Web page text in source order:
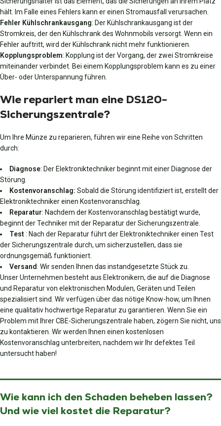
hält. Im Falle eines Fehlers kann er einen Stromausfall verursachen.
Fehler Kühlschrankausgang: Der Kühlschrankausgang ist der
Stromkreis, der den Kühlschrank des Wohnmobils versorgt. Wenn ein
Fehler auftritt, wird der Kühlschrank nicht mehr funktionieren.
Kopplungsproblem: Kopplung ist der Vorgang, der zwei Stromkreise
miteinander verbindet. Bei einem Kopplungsproblem kann es zu einer
Über- oder Unterspannung führen.
Wie repariert man eine DS120-
Sicherungszentrale?
Um Ihre Münze zu reparieren, führen wir eine Reihe von Schritten
durch:
Diagnose: Der Elektroniktechniker beginnt mit einer Diagnose der
Störung.
Kostenvoranschlag: Sobald die Störung identifiziert ist, erstellt der
Elektroniktechniker einen Kostenvoranschlag.
Reparatur: Nachdem der Kostenvoranschlag bestätigt wurde,
beginnt der Techniker mit der Reparatur der Sicherungszentrale.
Test: Nach der Reparatur führt der Elektroniktechniker einen Test
der Sicherungszentrale durch, um sicherzustellen, dass sie
ordnungsgemäß funktioniert.
Versand: Wir senden Ihnen das instandgesetzte Stück zu.
Unser Unternehmen besteht aus Elektronikern, die auf die Diagnose
und Reparatur von elektronischen Modulen, Geräten und Teilen
spezialisiert sind. Wir verfügen über das nötige Know-how, um Ihnen
eine qualitativ hochwertige Reparatur zu garantieren. Wenn Sie ein
Problem mit Ihrer CBE-Sicherungszentrale haben, zögern Sie nicht, uns
zu kontaktieren. Wir werden Ihnen einen kostenlosen
Kostenvoranschlag unterbreiten, nachdem wir Ihr defektes Teil
untersucht haben!
Wie kann ich den Schaden beheben lassen?
Und wie viel kostet die Reparatur?